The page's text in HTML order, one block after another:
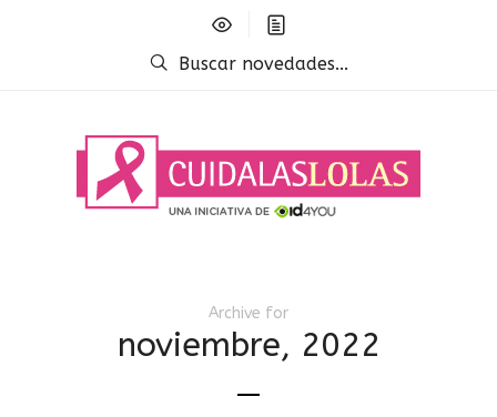
Buscar novedades...
Archive for
noviembre, 2022